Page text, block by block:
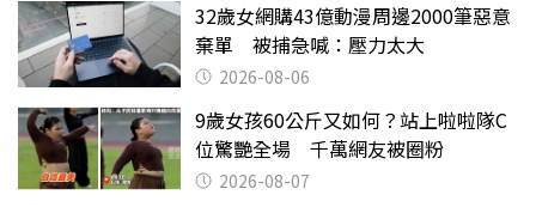
32歲女網購43億動漫周邊2000筆惡意
棄單 被捕急喊：壓力太大
2026-08-06
9歲女孩60公斤又如何？站上啦啦隊C
位驚艷全場 千萬網友被圈粉
2026-08-07